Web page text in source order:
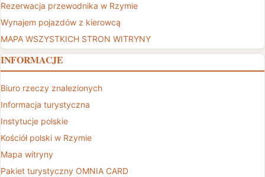
Rezerwacja przewodnika w Rzymie
Wynajem pojazdów z kierowcą
MAPA WSZYSTKICH STRON WITRYNY
INFORMACJE
Biuro rzeczy znalezionych
Informacja turystyczna
Instytucje polskie
Kościół polski w Rzymie
Mapa witryny
Pakiet turystyczny OMNIA CARD